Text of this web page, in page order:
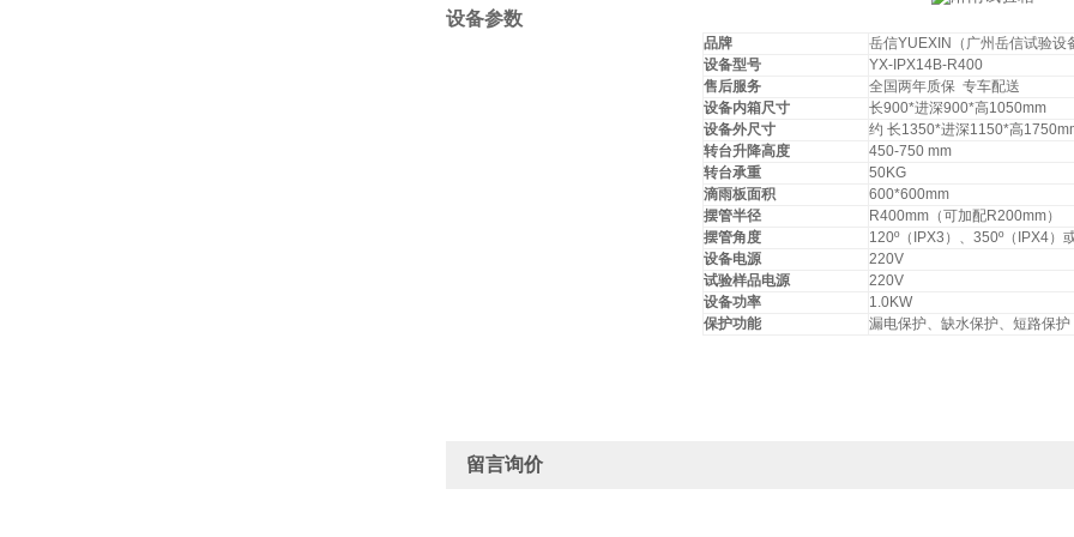
设备参数
品牌
岳信YUEXIN（广州岳信试验设
设备型号
YX-IPX14B-R400
售后服务
全国两年质保 专车配送
设备内箱尺寸
长900*进深900*高1050mm
设备外尺寸
约 长1350*进深1150*高
转台升降高度
450-750 mm
转台承重
50KG
滴雨板面积
600*600mm
摆管半径
R400mm（可加配R200mm）
摆管角度
120º（IPX3）、350º（IPX4）
设备电源
220V
试验样品电源
220V
设备功率
1.0KW
保护功能
漏电保护、缺水保护、短路保护
留言询价